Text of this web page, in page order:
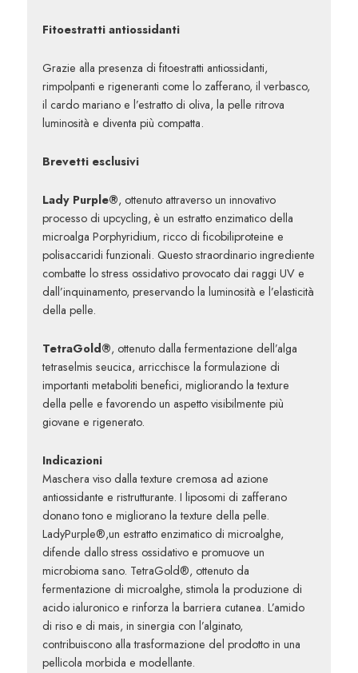
Fitoestratti antiossidanti
Grazie alla presenza di fitoestratti antiossidanti,
rimpolpanti e rigeneranti come lo zafferano, il verbasco,
il cardo mariano e l’estratto di oliva, la pelle ritrova
luminosità e diventa più compatta.
Brevetti esclusivi
Lady Purple®, ottenuto attraverso un innovativo
processo di upcycling, è un estratto enzimatico della
microalga Porphyridium, ricco di ficobiliproteine e
polisaccaridi funzionali. Questo straordinario ingrediente
combatte lo stress ossidativo provocato dai raggi UV e
dall’inquinamento, preservando la luminosità e l’elasticità
della pelle.
TetraGold®, ottenuto dalla fermentazione dell’alga
tetraselmis seucica, arricchisce la formulazione di
importanti metaboliti benefici, migliorando la texture
della pelle e favorendo un aspetto visibilmente più
giovane e rigenerato.
Indicazioni
Maschera viso dalla texture cremosa ad azione
antiossidante e ristrutturante. I liposomi di zafferano
donano tono e migliorano la texture della pelle.
LadyPurple®,un estratto enzimatico di microalghe,
difende dallo stress ossidativo e promuove un
microbioma sano. TetraGold®, ottenuto da
fermentazione di microalghe, stimola la produzione di
acido ialuronico e rinforza la barriera cutanea. L’amido
di riso e di mais, in sinergia con l’alginato,
contribuiscono alla trasformazione del prodotto in una
pellicola morbida e modellante.